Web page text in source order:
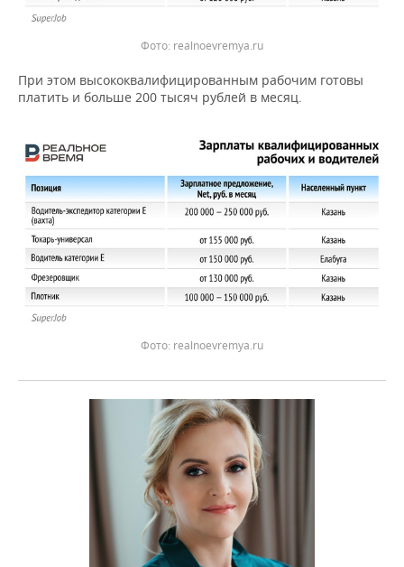
realnoevremya.ru
При этом высококвалифицированным рабочим готовы
платить и больше 200 тысяч рублей в месяц.
realnoevremya.ru